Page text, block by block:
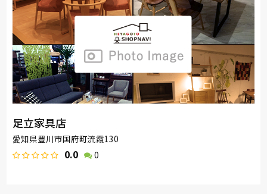
足立家具店
愛知県豊川市国府町流霞130
0.0 0